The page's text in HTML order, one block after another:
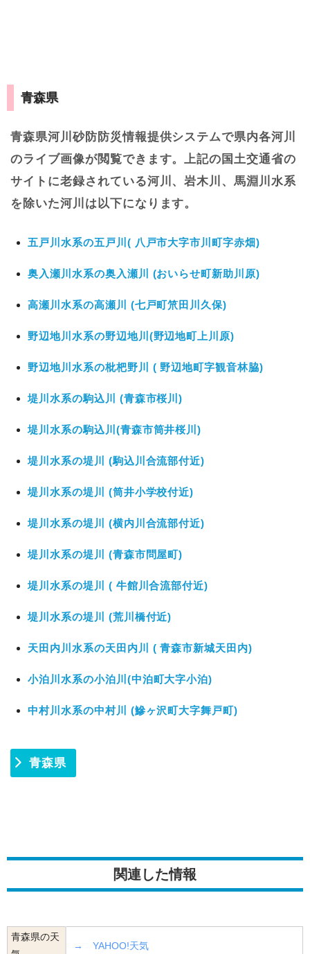
青森県
青森県河川砂防防災情報提供システムで県内各河川
のライブ画像が閲覧できます。上記の国土交通省の
サイトに老録されている河川、岩木川、馬淵川水系
を除いた河川は以下になります。
五戸川水系の五戸川( 八戸市大字市川町字赤畑)
奥入瀬川水系の奥入瀬川 (おいらせ町新助川原)
高瀬川水系の高瀬川 (七戸町笊田川久保)
野辺地川水系の野辺地川(野辺地町上川原)
野辺地川水系の枇杷野川 ( 野辺地町字観音林脇)
堤川水系の駒込川 (青森市桜川)
堤川水系の駒込川(青森市筒井桜川)
堤川水系の堤川 (駒込川合流部付近)
堤川水系の堤川 (筒井小学校付近)
堤川水系の堤川 (横内川合流部付近)
堤川水系の堤川 (青森市問屋町)
堤川水系の堤川 ( 牛館川合流部付近)
堤川水系の堤川 (荒川橋付近)
天田内川水系の天田内川 ( 青森市新城天田内)
小泊川水系の小泊川(中泊町大字小泊)
中村川水系の中村川 (鰺ヶ沢町大字舞戸町)
青森県
関連した情報
青森県の天
→ YAHOO!天気